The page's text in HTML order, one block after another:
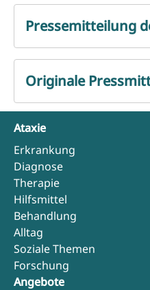
Pressemitteilung
Originale
Ataxie
Erkrankung
Diagnose
Therapie
Hilfsmittel
Behandlung
Alltag
Soziale Themen
Forschung
Angebote